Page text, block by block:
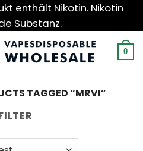
enthält Nikotin. Nikotin
Substanz.
0
TAGGED “MRVI”